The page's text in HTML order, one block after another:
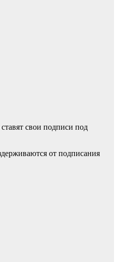
свои подписи под
от подписания